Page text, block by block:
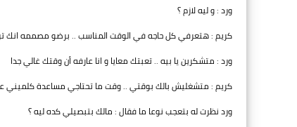
ورد : و ليه لازم ؟
كريم : هتعرفي كل حاجه في الوقت المناسب .. برضو مصممه
ورد : متشكرين يا بيه .. تعبتك معايا و انا عارفه أن وقتك غالي جدا
كريم : متشغليش بالك بوقتي .. وقت ما تحتاجي مساعدة كلميني
ورد نظرت له بتعجب نوعا ما فقال : مالك بتبصيلي كده ليه ؟